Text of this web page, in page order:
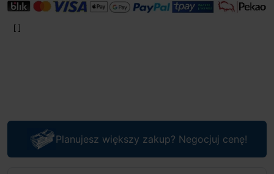
Planujesz większy zakup? Negocjuj cenę!